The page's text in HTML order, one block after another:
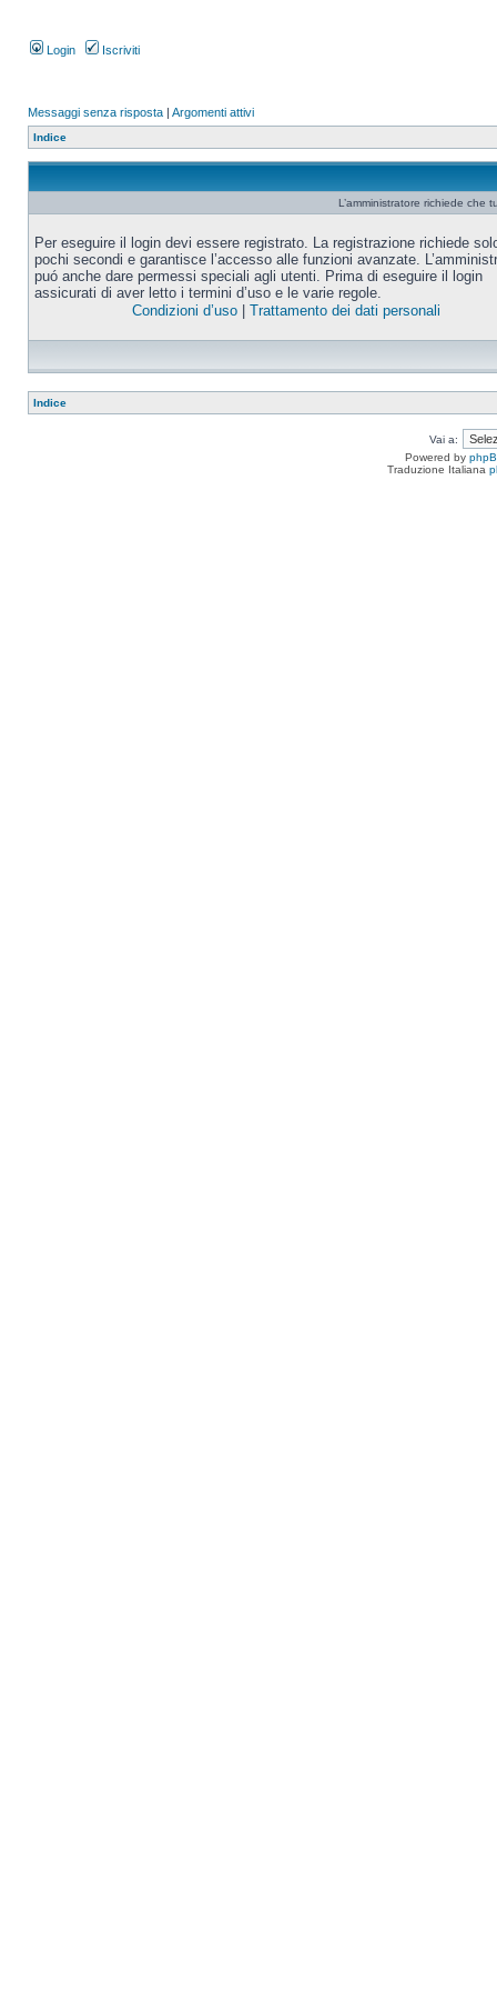
Login Iscriviti
Messaggi senza risposta | Argomenti attivi
Indice
L’amministratore richiede che
Per eseguire il login devi essere registrato. La registrazione richiede
pochi secondi e garantisce l’accesso alle funzioni avanzate.
puó anche dare permessi speciali agli utenti. Prima di eseguire il login
assicurati di aver letto i termini d’uso e le varie regole.
Condizioni d’uso| Trattamento dei dati personali
Indice
Vai a:
Powered by
Traduzione Italiana